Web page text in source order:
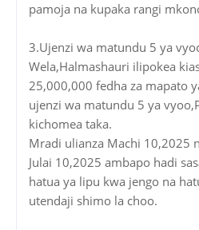
pamoja na kupaka rangi
3.Ujenzi wa matundu 5 ya
Wela,Halmashauri ilipokea
25,000,000 fedha za mapato
ujenzi wa matundu 5 ya
kichomea taka.
Mradi ulianza Machi 10,2025
Julai 10,2025 ambapo hadi
hatua ya lipu kwa jengo na
utendaji shimo la choo.